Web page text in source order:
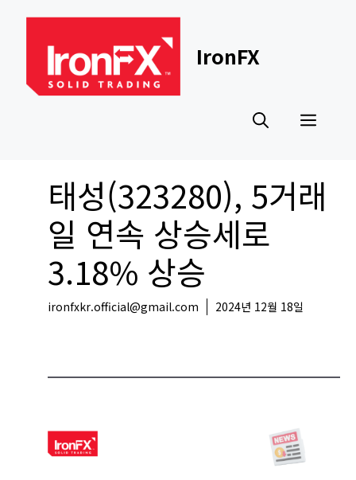
content
IronFX
태성(323280), 5거래
일 연속 상승세로
3.18% 상승
ironfxkr.official@gmail.com 2024년 12월 18일